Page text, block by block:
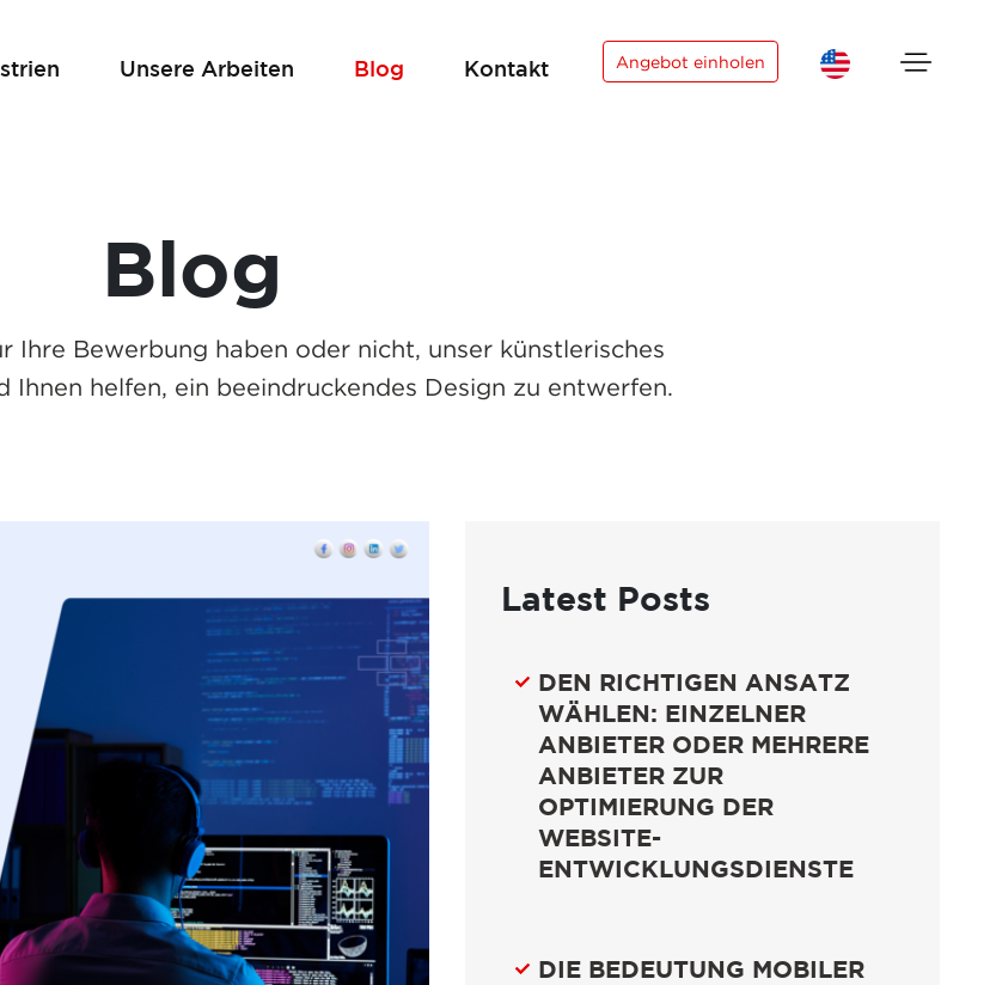
Unsere Arbeiten Blog Kontakt Angebot einholen
Blog
Ihre Bewerbung haben oder nicht, unser künstlerisches
Ihnen helfen, ein beeindruckendes Design zu entwerfen.
Latest Posts
DEN RICHTIGEN ANSATZ
WÄHLEN: EINZELNER
ANBIETER ODER MEHRERE
ANBIETER ZUR
OPTIMIERUNG DER
WEBSITE-
ENTWICKLUNGSDIENSTE
DIE BEDEUTUNG MOBILER